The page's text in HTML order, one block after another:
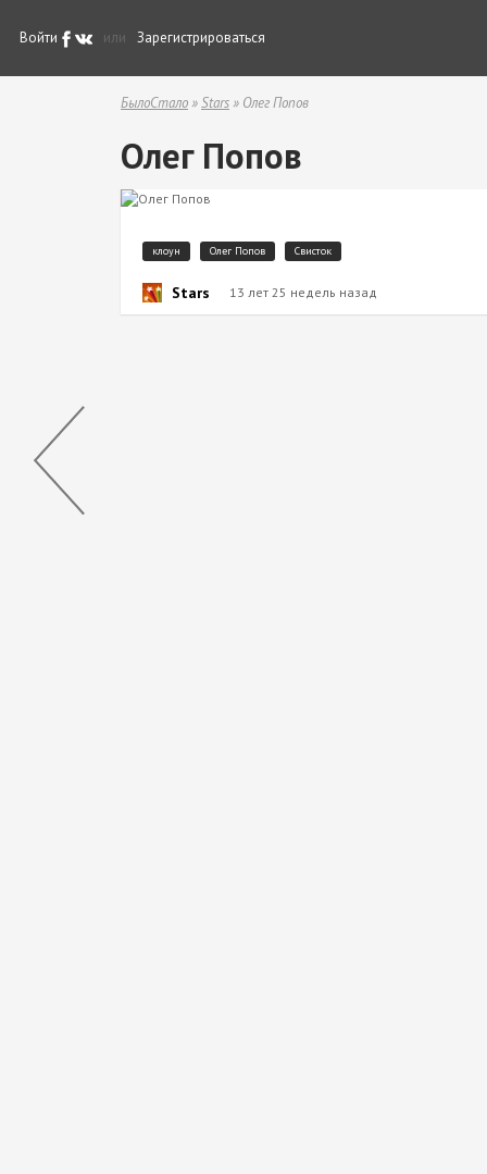
Войти или Зарегистрироваться
БылоСтало »Stars » Олег Попов
Олег Попов
клоун Олег Попов Свисток
Stars 13 лет 25 недель назад